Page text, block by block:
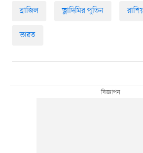
ব্রাজিল ভ্লাদিমির পুতিন
ভারত